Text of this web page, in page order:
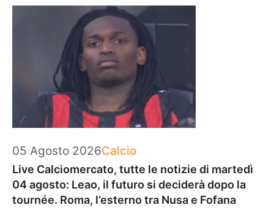
05 Agosto 2026Categorie
Calcio
Live Calciomercato, tutte le notizie di martedì
04 agosto: Leao, il futuro si deciderà dopo la
tournée. Roma, l’esterno tra Nusa e Fofana